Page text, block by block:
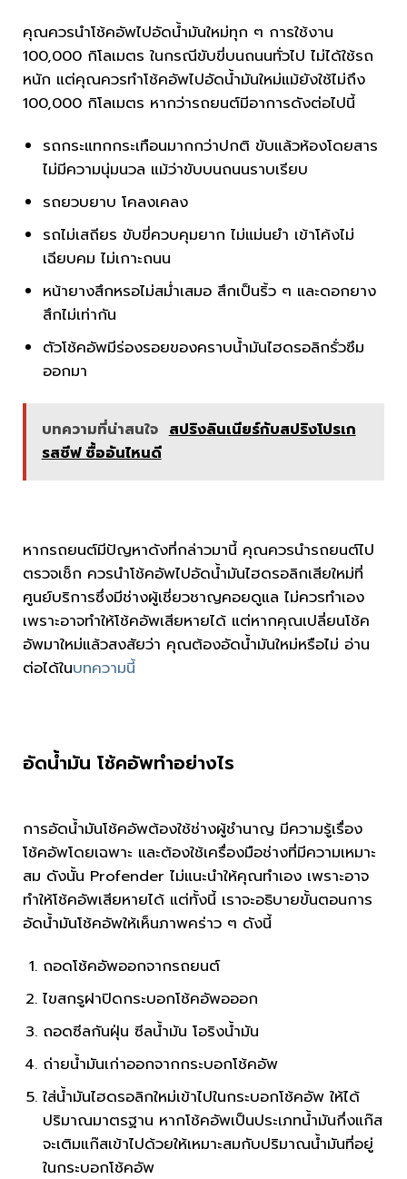
คุณควรนำโช้คอัพไปอัดน้ำมันใหม่ทุก ๆ การใช้งาน
100,000 กิโลเมตร ในกรณีขับขี่บนถนนทั่วไป ไม่ได้ใช้รถ
หนัก แต่คุณควรทำโช้คอัพไปอัดน้ำมันใหม่แม้ยังใช้ไม่ถึง
100,000 กิโลเมตร หากว่ารถยนต์มีอาการดังต่อไปนี้
รถกระแทกกระเทือนมากกว่าปกติ ขับแล้วห้องโดยสาร
ไม่มีความนุ่มนวล แม้ว่าขับบนถนนราบเรียบ
รถยวบยาบ โคลงเคลง
รถไม่เสถียร ขับขี่ควบคุมยาก ไม่แม่นยำ เข้าโค้งไม่
เฉียบคม ไม่เกาะถนน
หน้ายางสึกหรอไม่สม่ำเสมอ สึกเป็นริ้ว ๆ และดอกยาง
สึกไม่เท่ากัน
ตัวโช้คอัพมีร่องรอยของคราบน้ำมันไฮดรอลิกรั่วซึม
ออกมา
บทความที่น่าสนใจ สปริงลินเนียร์กับสปริงโปรเก
รสซีฟ ซื้ออันไหนดี
หากรถยนต์มีปัญหาดังที่กล่าวมานี้ คุณควรนำรถยนต์ไป
ตรวจเช็ก ควรนำโช้คอัพไปอัดน้ำมันไฮดรอลิกเสียใหม่ที่
ศูนย์บริการซึ่งมีช่างผู้เชี่ยวชาญคอยดูแล ไม่ควรทำเอง
เพราะอาจทำให้โช้คอัพเสียหายได้ แต่หากคุณเปลี่ยนโช้ค
อัพมาใหม่แล้วสงสัยว่า คุณต้องอัดน้ำมันใหม่หรือไม่ อ่าน
ต่อได้ในบทความนี้
อัดน้ำมัน โช้คอัพทำอย่างไร
การอัดน้ำมันโช้คอัพต้องใช้ช่างผู้ชำนาญ มีความรู้เรื่อง
โช้คอัพโดยเฉพาะ และต้องใช้เครื่องมือช่างที่มีความเหมาะ
สม ดังนั้น Profender ไม่แนะนำให้คุณทำเอง เพราะอาจ
ทำให้โช้คอัพเสียหายได้ แต่ทั้งนี้ เราจะอธิบายขั้นตอนการ
อัดน้ำมันโช้คอัพให้เห็นภาพคร่าว ๆ ดังนี้
ถอดโช้คอัพออกจากรถยนต์
ไขสกรูฝาปิดกระบอกโช้คอัพอออก
ถอดซีลกันฝุ่น ซีลน้ำมัน​ โอริงน้ำมัน
ถ่ายน้ำมันเก่าออกจากกระบอกโช้คอัพ
ใส่น้ำมันไฮดรอลิกใหม่เข้าไปในกระบอกโช้คอัพ ให้ได้
ปริมาณมาตรฐาน หากโช้คอัพเป็นประเภทน้ำมันกึ่งแก๊ส
จะเติมแก๊สเข้าไปด้วยให้เหมาะสมกับปริมาณน้ำมันที่อยู่
ในกระบอกโช้คอัพ